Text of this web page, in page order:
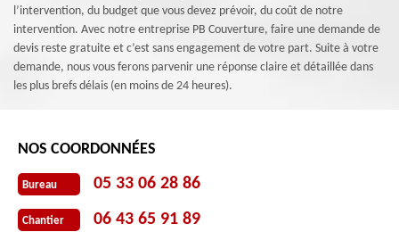
l’intervention, du budget que vous devez prévoir, du coût de notre
intervention. Avec notre entreprise PB Couverture, faire une demande de
devis reste gratuite et c’est sans engagement de votre part. Suite à votre
demande, nous vous ferons parvenir une réponse claire et détaillée dans
les plus brefs délais (en moins de 24 heures).
NOS COORDONNÉES
Bureau 05 33 06 28 86
Chantier 06 43 65 91 89